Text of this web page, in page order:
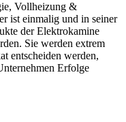
Vollheizung &
ist einmalig und in seiner
der Elektrokamine
Sie werden extrem
entscheiden werden,
Erfolge